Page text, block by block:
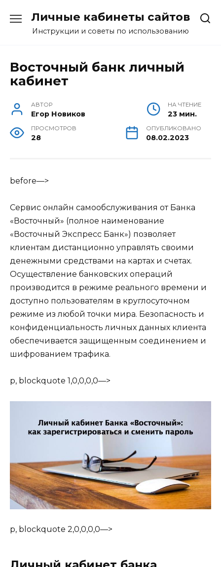
содержанию
Личные кабинеты сайтов
Инструкции и советы по использованию
Восточный банк личный
кабинет
АВТОР
Егор Новиков
НА ЧТЕНИЕ
23 мин.
ПРОСМОТРОВ
28
ОПУБЛИКОВАНО
08.02.2023
before—>
Сервис онлайн самообслуживания от Банка
«Восточный» (полное наименование
«Восточный Экспресс Банк») позволяет
клиентам дистанционно управлять своими
денежными средствами на картах и счетах.
Осуществление банковских операций
производится в режиме реального времени и
доступно пользователям в круглосуточном
режиме из любой точки мира. Безопасность и
конфиденциальность личных данных клиента
обеспечивается защищенным соединением и
шифрованием трафика.
p, blockquote 1,0,0,0,0—>
p, blockquote 2,0,0,0,0—>